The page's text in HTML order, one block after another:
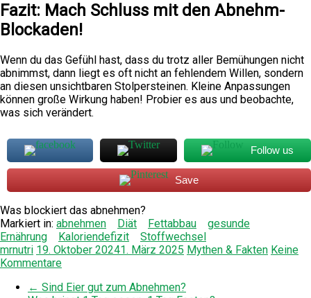
Fazit: Mach Schluss mit den Abnehm-
Blockaden!
Wenn du das Gefühl hast, dass du trotz aller Bemühungen nicht
abnimmst, dann liegt es oft nicht an fehlendem Willen, sondern
an diesen unsichtbaren Stolpersteinen. Kleine Anpassungen
können große Wirkung haben! Probier es aus und beobachte,
was sich verändert.
Follow us
Save
Was blockiert das abnehmen?
Markiert in: abnehmen Diät Fettabbau
gesunde
Ernährung
Kaloriendefizit
Stoffwechsel
mrnutri 19. Oktober 20241. März 2025 Mythen & Fakten Keine
Kommentare
← Sind Eier gut zum Abnehmen?